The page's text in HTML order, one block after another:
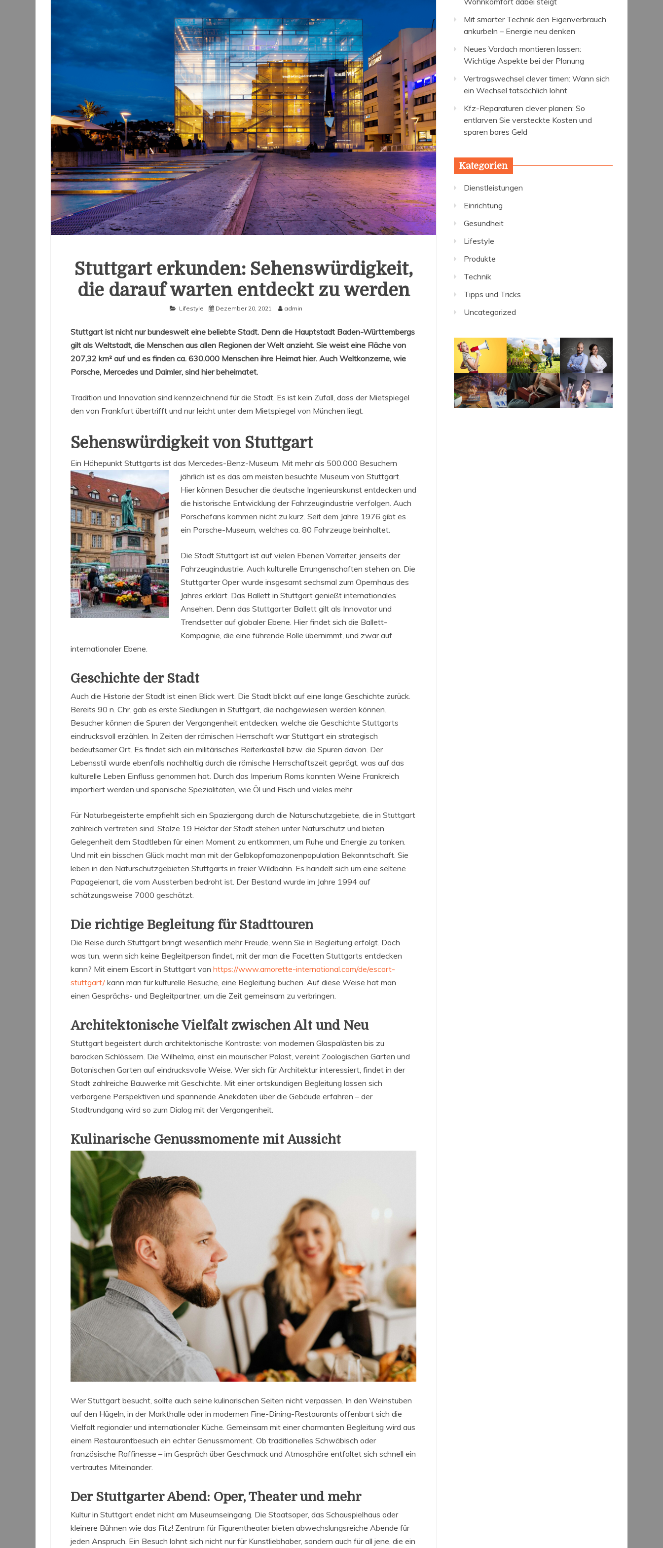
Stuttgart erkunden: Sehenswürdigkeit,
die darauf warten entdeckt zu werden
Lifestyle Dezember 20, 2021 admin
Stuttgart ist nicht nur bundesweit eine beliebte Stadt. Denn die Hauptstadt Baden-Württembergs
gilt als Weltstadt, die Menschen aus allen Regionen der Welt anzieht. Sie weist eine Fläche von
207,32 km² auf und es finden ca. 630.000 Menschen ihre Heimat hier. Auch Weltkonzerne, wie
Porsche, Mercedes und Daimler, sind hier beheimatet.
Tradition und Innovation sind kennzeichnend für die Stadt. Es ist kein Zufall, dass der Mietspiegel
den von Frankfurt übertrifft und nur leicht unter dem Mietspiegel von München liegt.
Sehenswürdigkeit von Stuttgart
Ein Höhepunkt Stuttgarts ist das Mercedes-Benz-Museum. Mit mehr als 500.000 Besuchern
jährlich ist es das am meisten besuchte Museum von Stuttgart.
Hier können Besucher die deutsche Ingenieurskunst entdecken und
die historische Entwicklung der Fahrzeugindustrie verfolgen. Auch
Porschefans kommen nicht zu kurz. Seit dem Jahre 1976 gibt es
ein Porsche-Museum, welches ca. 80 Fahrzeuge beinhaltet.
Die Stadt Stuttgart ist auf vielen Ebenen Vorreiter, jenseits der
Fahrzeugindustrie. Auch kulturelle Errungenschaften stehen an. Die
Stuttgarter Oper wurde insgesamt sechsmal zum Opernhaus des
Jahres erklärt. Das Ballett in Stuttgart genießt internationales
Ansehen. Denn das Stuttgarter Ballett gilt als Innovator und
Trendsetter auf globaler Ebene. Hier findet sich die Ballett-
Kompagnie, die eine führende Rolle übernimmt, und zwar auf
internationaler Ebene.
Geschichte der Stadt
Auch die Historie der Stadt ist einen Blick wert. Die Stadt blickt auf eine lange Geschichte zurück.
Bereits 90 n. Chr. gab es erste Siedlungen in Stuttgart, die nachgewiesen werden können.
Besucher können die Spuren der Vergangenheit entdecken, welche die Geschichte Stuttgarts
eindrucksvoll erzählen. In Zeiten der römischen Herrschaft war Stuttgart ein strategisch
bedeutsamer Ort. Es findet sich ein militärisches Reiterkastell bzw. die Spuren davon. Der
Lebensstil wurde ebenfalls nachhaltig durch die römische Herrschaftszeit geprägt, was auf das
kulturelle Leben Einfluss genommen hat. Durch das Imperium Roms konnten Weine Frankreich
importiert werden und spanische Spezialitäten, wie Öl und Fisch und vieles mehr.
Für Naturbegeisterte empfiehlt sich ein Spaziergang durch die Naturschutzgebiete, die in Stuttgart
zahlreich vertreten sind. Stolze 19 Hektar der Stadt stehen unter Naturschutz und bieten
Gelegenheit dem Stadtleben für einen Moment zu entkommen, um Ruhe und Energie zu tanken.
Und mit ein bisschen Glück macht man mit der Gelbkopfamazonenpopulation Bekanntschaft. Sie
leben in den Naturschutzgebieten Stuttgarts in freier Wildbahn. Es handelt sich um eine seltene
Papageienart, die vom Aussterben bedroht ist. Der Bestand wurde im Jahre 1994 auf
schätzungsweise 7000 geschätzt.
Die richtige Begleitung für Stadttouren
Die Reise durch Stuttgart bringt wesentlich mehr Freude, wenn Sie in Begleitung erfolgt. Doch
was tun, wenn sich keine Begleitperson findet, mit der man die Facetten Stuttgarts entdecken
kann? Mit einem Escort in Stuttgart von https://www.amorette-international.com/de/escort-
stuttgart/ kann man für kulturelle Besuche, eine Begleitung buchen. Auf diese Weise hat man
einen Gesprächs- und Begleitpartner, um die Zeit gemeinsam zu verbringen.
Architektonische Vielfalt zwischen Alt und Neu
Stuttgart begeistert durch architektonische Kontraste: von modernen Glaspalästen bis zu
barocken Schlössern. Die Wilhelma, einst ein maurischer Palast, vereint Zoologischen Garten und
Botanischen Garten auf eindrucksvolle Weise. Wer sich für Architektur interessiert, findet in der
Stadt zahlreiche Bauwerke mit Geschichte. Mit einer ortskundigen Begleitung lassen sich
verborgene Perspektiven und spannende Anekdoten über die Gebäude erfahren – der
Stadtrundgang wird so zum Dialog mit der Vergangenheit.
Kulinarische Genussmomente mit Aussicht
Wer Stuttgart besucht, sollte auch seine kulinarischen Seiten nicht verpassen. In den Weinstuben
auf den Hügeln, in der Markthalle oder in modernen Fine-Dining-Restaurants offenbart sich die
Vielfalt regionaler und internationaler Küche. Gemeinsam mit einer charmanten Begleitung wird aus
einem Restaurantbesuch ein echter Genussmoment. Ob traditionelles Schwäbisch oder
französische Raffinesse – im Gespräch über Geschmack und Atmosphäre entfaltet sich schnell ein
vertrautes Miteinander.
Der Stuttgarter Abend: Oper, Theater und mehr
Kultur in Stuttgart endet nicht am Museumseingang. Die Staatsoper, das Schauspielhaus oder
kleinere Bühnen wie das Fitz! Zentrum für Figurentheater bieten abwechslungsreiche Abende für
jeden Anspruch. Ein Besuch lohnt sich nicht nur für Kunstliebhaber, sondern auch für all jene, die ein
Mit smarter Technik den Eigenverbrauch
ankurbeln – Energie neu denken
Neues Vordach montieren lassen:
Wichtige Aspekte bei der Planung
Vertragswechsel clever timen: Wann sich
ein Wechsel tatsächlich lohnt
Kfz-Reparaturen clever planen: So
entlarven Sie versteckte Kosten und
sparen bares Geld
Kategorien
Dienstleistungen
Einrichtung
Gesundheit
Lifestyle
Produkte
Technik
Tipps und Tricks
Uncategorized